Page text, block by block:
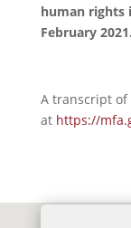
human rights
February 2021.
A transcript of
at https://